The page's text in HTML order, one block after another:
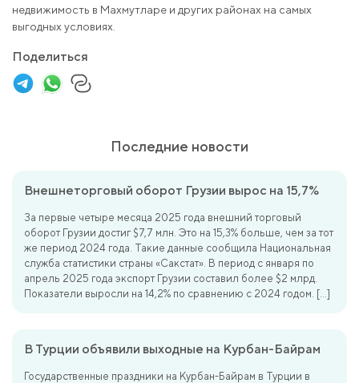
недвижимость в Махмутларе и других районах на самых
выгодных условиях.
Поделиться
Последние новости
Внешнеторговый оборот Грузии вырос на 15,7%
За первые четыре месяца 2025 года внешний торговый
оборот Грузии достиг $7,7 млн. Это на 15,3% больше, чем за тот
же период 2024 года. Такие данные сообщила Национальная
служба статистики страны «Сакстат». В период с января по
апрель 2025 года экспорт Грузии составил более $2 млрд.
Показатели выросли на 14,2% по сравнению с 2024 годом. […]
В Турции объявили выходные на Курбан-Байрам
Государственные праздники на Курбан-Байрам в Турции в